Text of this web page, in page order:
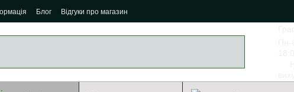
Блог Відгуки про магазин